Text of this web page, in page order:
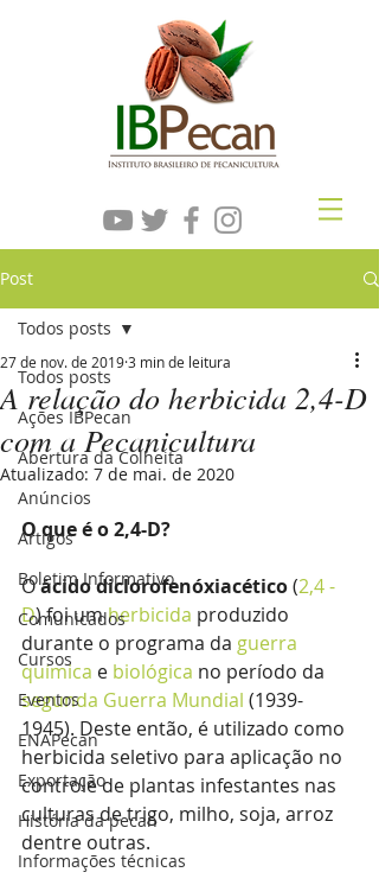
Post
Todos posts
Ações IBPecan
Abertura da Colheita
Anúncios
Artigos
Boletim Informativo
Comunicados
Cursos
Eventos
ENAPecan
Exportação
História da pecan
Informações técnicas
Todos posts
A relação do herbicida 2,4-D
com a Pecanicultura
27 de nov. de 20193 min de leitura
Atualizado: 7 de mai. de 2020
O que é o 2,4-D?
O ácido diclorofenóxiacético (2,4 -
D) foi um herbicida produzido
durante o programa da guerra
química e biológica no período da
segunda Guerra Mundial (1939-
1945). Deste então, é utilizado como
herbicida seletivo para aplicação no
controle de plantas infestantes nas
culturas de trigo, milho, soja, arroz
dentre outras.